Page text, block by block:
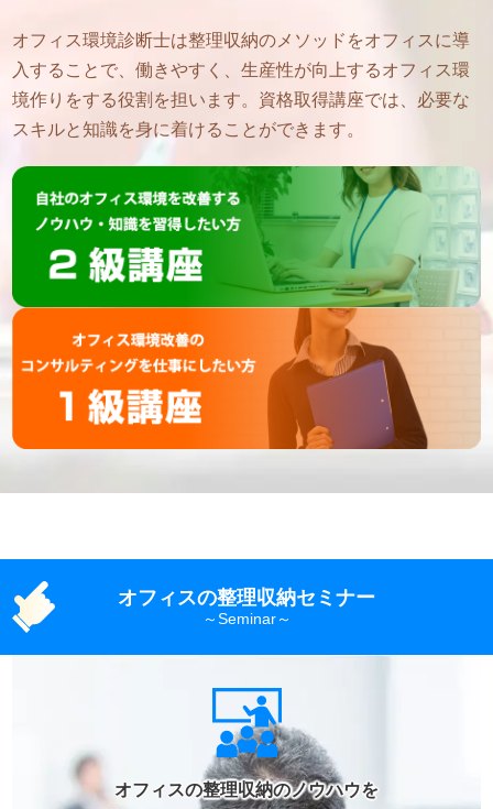
オフィス環境診断士は整理収納のメソッドをオフィスに導
入することで、働きやすく、生産性が向上するオフィス環
境作りをする役割を担います。資格取得講座では、必要な
スキルと知識を身に着けることができます。
オフィスの整理収納セミナー
オフィスの整理収納のノウハウを